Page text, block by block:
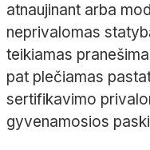
atnaujinant arba
neprivalomas
teikiamas
pat plečiamas
sertifikavimo
gyvenamosios